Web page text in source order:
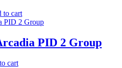
to cart
PID 2 Group
cart